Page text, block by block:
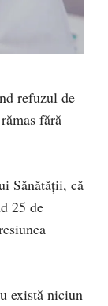
refuzul de
fără
Sănătății, că
25 de
există niciun